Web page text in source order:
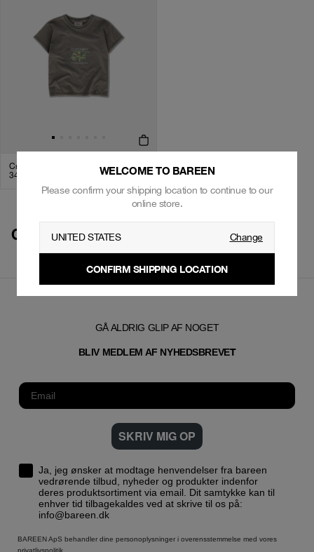
Cropped Women's Tee - TMNT - Black
349
COLLABS
GÅ ALDRIG GLIP AF NOGET
BLIV MEDLEM AF NYHEDSBREVET
SKRIV MIG OP
Ja, jeg ønsker at modtage henvendelser fra bareen
vedrørende tilbud, nyheder og produkter indenfor
deres produktsortiment via email. Dit samtykke kan til
enhver tid tilbagekaldes ved at skrive til os på:
info@bareen.dk
BAREEN ApS behandler dine personoplysninger i overensstemmelse med vores
privatlivspolitik
WELCOME TO BAREEN
Please confirm your shipping location to continue to our
online store.
UNITED STATES Change
CONFIRM SHIPPING LOCATION